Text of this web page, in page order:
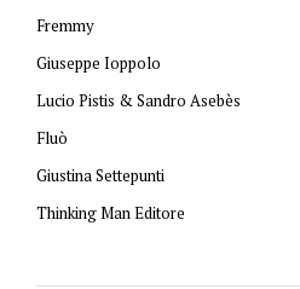
Fremmy
Giuseppe Ioppolo
Lucio Pistis & Sandro Asebès
Fluò
Giustina Settepunti
Thinking Man Editore